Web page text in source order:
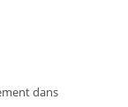
dans